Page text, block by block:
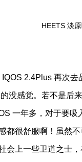
HEETS 淡
2.4Plus 再次
的没感觉。若不是后
一年多，对于要
都很舒服啊！虽然
会上一些卫道之士